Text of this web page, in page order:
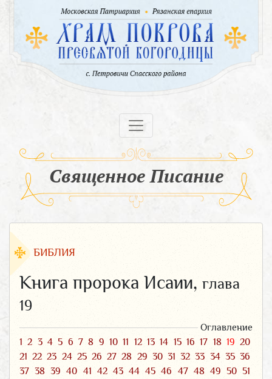
Священное Писание
БИБЛИЯ
Книга пророка Исаии, глава
19
Оглавление
1 2 3 4 5 6 7 8 9 10 11 12 13 14 15 16 17 18 19 20
21 22 23 24 25 26 27 28 29 30 31 32 33 34 35 36
37 38 39 40 41 42 43 44 45 46 47 48 49 50 51